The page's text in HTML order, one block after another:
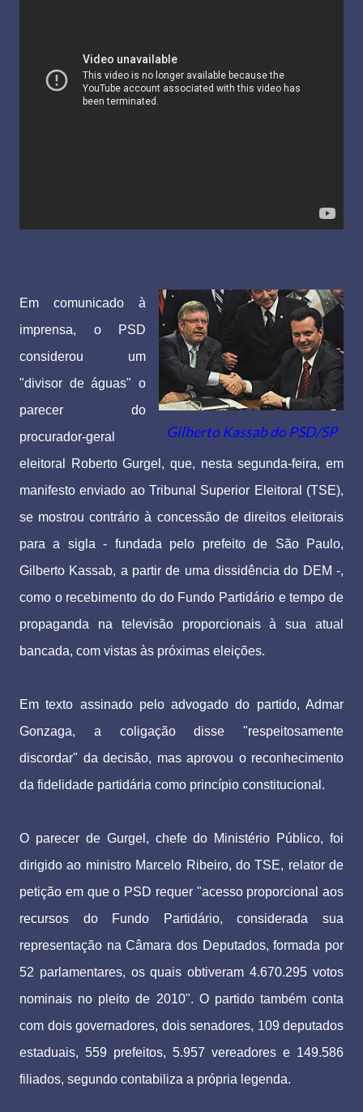
Gilberto Kassab do PSD/SP
Em comunicado à
imprensa, o PSD
considerou um
"divisor de águas" o
parecer do
procurador-geral
eleitoral Roberto Gurgel, que, nesta segunda-feira, em
manifesto enviado ao Tribunal Superior Eleitoral (TSE),
se mostrou contrário à concessão de direitos eleitorais
para a sigla - fundada pelo prefeito de São Paulo,
Gilberto Kassab, a partir de uma dissidência do DEM -,
como o recebimento do do Fundo Partidário e tempo de
propaganda na televisão proporcionais à sua atual
bancada, com vistas às próximas eleições.
Em texto assinado pelo advogado do partido, Admar
Gonzaga, a coligação disse "respeitosamente
discordar" da decisão, mas aprovou o reconhecimento
da fidelidade partidária como princípio constitucional.
O parecer de Gurgel, chefe do Ministério Público, foi
dirigido ao ministro Marcelo Ribeiro, do TSE, relator de
petição em que o PSD requer "acesso proporcional aos
recursos do Fundo Partidário, considerada sua
representação na Câmara dos Deputados, formada por
52 parlamentares, os quais obtiveram 4.670.295 votos
nominais no pleito de 2010". O partido também conta
com dois governadores, dois senadores, 109 deputados
estaduais, 559 prefeitos, 5.957 vereadores e 149.586
filiados, segundo contabiliza a própria legenda.